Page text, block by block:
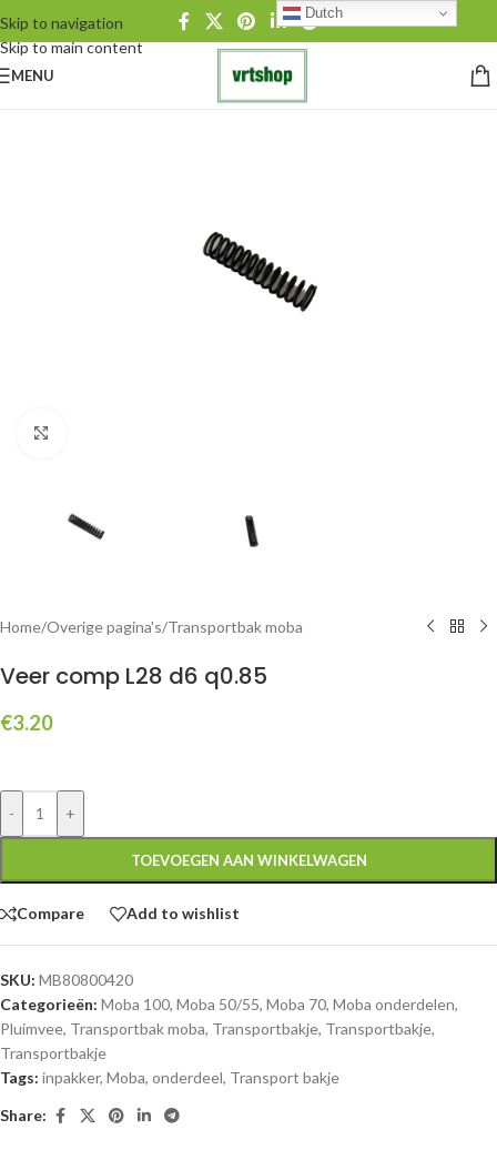
Skip to navigation
Skip to main content
MENU
Home/Overige pagina's/Transportbak moba
Veer comp L28 d6 q0.85
€3.20
- +
TOEVOEGEN AAN WINKELWAGEN
Compare Add to wishlist
SKU: MB80800420
Categorieën: Moba 100, Moba 50/55, Moba 70, Moba onderdelen,
Pluimvee, Transportbak moba, Transportbakje, Transportbakje,
Transportbakje
Tags: inpakker, Moba, onderdeel, Transport bakje
Share:
Dutch